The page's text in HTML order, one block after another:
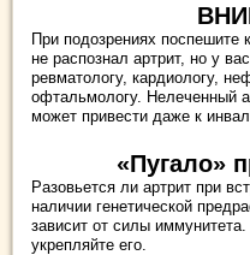
При подозрениях поспешите
не распознал артрит, но у
ревматологу, кардиологу,
офтальмологу. Нелеченный
может привести даже к
«Пугало»
Разовьется ли артрит при
наличии генетической
зависит от силы
укрепляйте его.